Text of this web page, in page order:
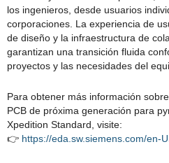
los ingenieros, desde usuarios
corporaciones. La experiencia de
de diseño y la infraestructura de
garantizan una transición fluida
proyectos y las necesidades del
Para obtener más información
PCB de próxima generación para
Xpedition Standard, visite:
👉 https://eda.sw.siemens.com/en-